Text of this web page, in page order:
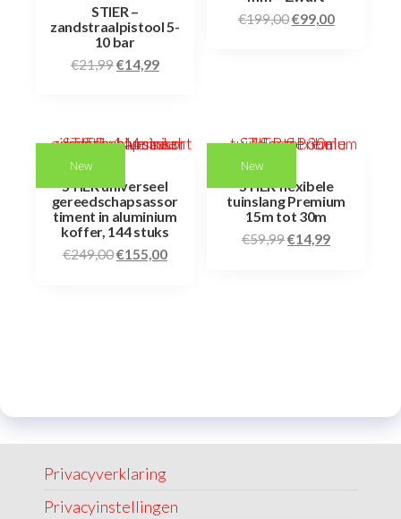
STIER –
zandstraalpistool 5-
10 bar
€21,99€14,99
€199,00€99,00
New
STIER universeel
gereedschapsassor
timent in aluminium
koffer, 144 stuks
€249,00€155,00
New
STIER flexibele
tuinslang Premium
15m tot 30m
€59,99€14,99
Privacyverklaring
Privacyinstellingen